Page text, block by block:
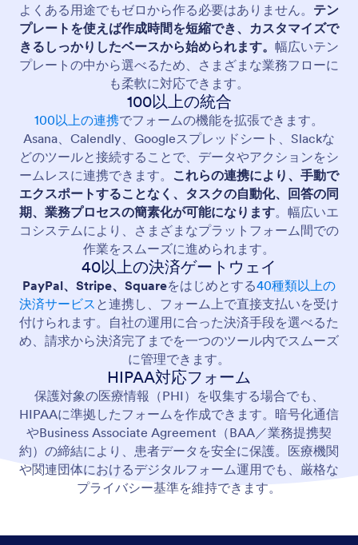
よくある用途でもゼロから作る必要はありません。 テン
プレートを使えば作成時間を短縮でき、カスタマイズで
きるしっかりしたベースから始められます。 幅広いテン
プレートの中から選べるため、さまざまな業務フローに
も柔軟に対応できます。
100以上の統合
100以上の連携でフォームの機能を拡張できます。
Asana、Calendly、Googleスプレッドシート、Slackな
どのツールと接続することで、データやアクションをシ
ームレスに連携できます。 これらの連携により、手動で
エクスポートすることなく、タスクの自動化、回答の同
期、業務プロセスの簡素化が可能になります。幅広いエ
コシステムにより、さまざまなプラットフォーム間での
作業をスムーズに進められます。
40以上の決済ゲートウェイ
PayPal、Stripe、Squareをはじめとする40種類以上の
決済サービス と連携し、フォーム上で直接支払いを受け
付けられます。自社の運用に合った決済手段を選べるた
め、請求から決済完了までを一つのツール内でスムーズ
に管理できます。
HIPAA対応フォーム
保護対象の医療情報（PHI）を収集する場合でも、
HIPAAに準拠したフォームを作成できます。暗号化通信
やBusiness Associate Agreement（BAA／業務提携契
約）の締結により、患者データを安全に保護。医療機関
や関連団体におけるデジタルフォーム運用でも、厳格な
プライバシー基準を維持できます。